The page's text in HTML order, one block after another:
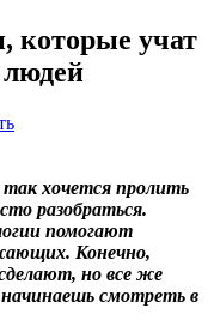
которые учат
людей
хочется пролить
разобраться.
помогают
Конечно,
но все же
смотреть в